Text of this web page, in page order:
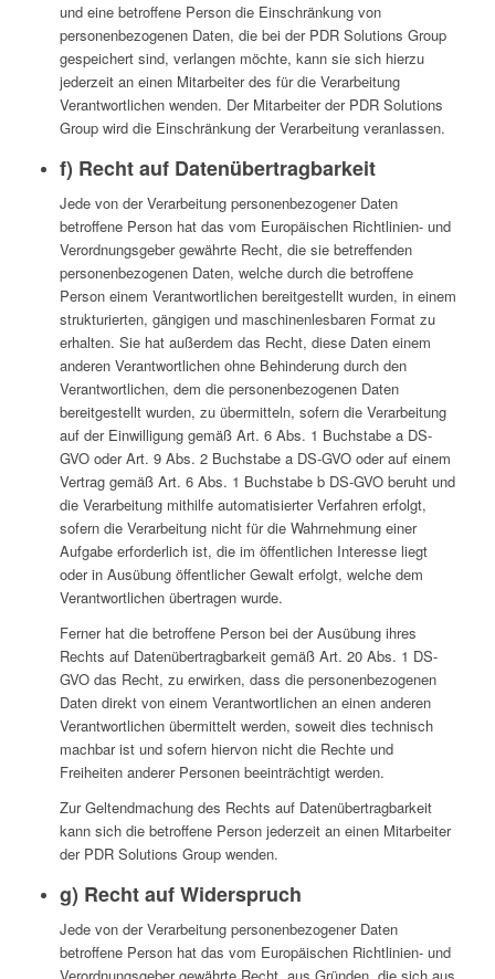
und eine betroffene Person die Einschränkung von
personenbezogenen Daten, die bei der PDR Solutions Group
gespeichert sind, verlangen möchte, kann sie sich hierzu
jederzeit an einen Mitarbeiter des für die Verarbeitung
Verantwortlichen wenden. Der Mitarbeiter der PDR Solutions
Group wird die Einschränkung der Verarbeitung veranlassen.
f) Recht auf Datenübertragbarkeit
Jede von der Verarbeitung personenbezogener Daten
betroffene Person hat das vom Europäischen Richtlinien- und
Verordnungsgeber gewährte Recht, die sie betreffenden
personenbezogenen Daten, welche durch die betroffene
Person einem Verantwortlichen bereitgestellt wurden, in einem
strukturierten, gängigen und maschinenlesbaren Format zu
erhalten. Sie hat außerdem das Recht, diese Daten einem
anderen Verantwortlichen ohne Behinderung durch den
Verantwortlichen, dem die personenbezogenen Daten
bereitgestellt wurden, zu übermitteln, sofern die Verarbeitung
auf der Einwilligung gemäß Art. 6 Abs. 1 Buchstabe a DS-
GVO oder Art. 9 Abs. 2 Buchstabe a DS-GVO oder auf einem
Vertrag gemäß Art. 6 Abs. 1 Buchstabe b DS-GVO beruht und
die Verarbeitung mithilfe automatisierter Verfahren erfolgt,
sofern die Verarbeitung nicht für die Wahrnehmung einer
Aufgabe erforderlich ist, die im öffentlichen Interesse liegt
oder in Ausübung öffentlicher Gewalt erfolgt, welche dem
Verantwortlichen übertragen wurde.
Ferner hat die betroffene Person bei der Ausübung ihres
Rechts auf Datenübertragbarkeit gemäß Art. 20 Abs. 1 DS-
GVO das Recht, zu erwirken, dass die personenbezogenen
Daten direkt von einem Verantwortlichen an einen anderen
Verantwortlichen übermittelt werden, soweit dies technisch
machbar ist und sofern hiervon nicht die Rechte und
Freiheiten anderer Personen beeinträchtigt werden.
Zur Geltendmachung des Rechts auf Datenübertragbarkeit
kann sich die betroffene Person jederzeit an einen Mitarbeiter
der PDR Solutions Group wenden.
g) Recht auf Widerspruch
Jede von der Verarbeitung personenbezogener Daten
betroffene Person hat das vom Europäischen Richtlinien- und